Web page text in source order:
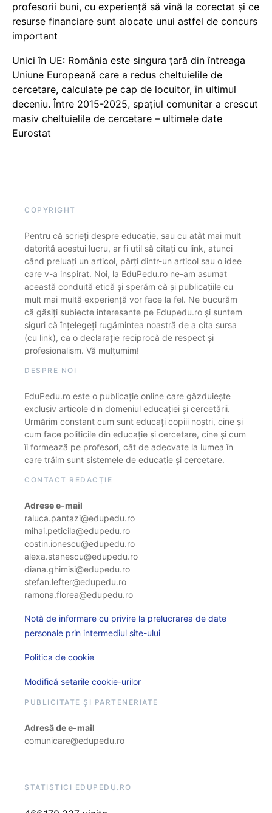
profesorii buni, cu experiență să vină la corectat și ce
resurse financiare sunt alocate unui astfel de concurs
important
Unici în UE: România este singura țară din întreaga
Uniune Europeană care a redus cheltuielile de
cercetare, calculate pe cap de locuitor, în ultimul
deceniu. Între 2015-2025, spațiul comunitar a crescut
masiv cheltuielile de cercetare – ultimele date
Eurostat
COPYRIGHT
Pentru că scrieți despre educație, sau cu atât mai mult
datorită acestui lucru, ar fi util să citați cu link, atunci
când preluați un articol, părți dintr-un articol sau o idee
care v-a inspirat. Noi, la EduPedu.ro ne-am asumat
această conduită etică și sperăm că și publicațiile cu
mult mai multă experiență vor face la fel. Ne bucurăm
că găsiți subiecte interesante pe Edupedu.ro și suntem
siguri că înțelegeți rugămintea noastră de a cita sursa
(cu link), ca o declarație reciprocă de respect și
profesionalism. Vă mulțumim!
DESPRE NOI
EduPedu.ro este o publicație online care găzduiește
exclusiv articole din domeniul educației și cercetării.
Urmărim constant cum sunt educați copiii noștri, cine și
cum face politicile din educație și cercetare, cine și cum
îi formează pe profesori, cât de adecvate la lumea în
care trăim sunt sistemele de educație și cercetare.
CONTACT REDACȚIE
Adrese e-mail
raluca.pantazi@edupedu.ro
mihai.peticila@edupedu.ro
costin.ionescu@edupedu.ro
alexa.stanescu@edupedu.ro
diana.ghimisi@edupedu.ro
stefan.lefter@edupedu.ro
ramona.florea@edupedu.ro
Notă de informare cu privire la prelucrarea de date
personale prin intermediul site-ului
Politica de cookie
Modifică setarile cookie-urilor
PUBLICITATE ȘI PARTENERIATE
Adresă de e-mail
comunicare@edupedu.ro
STATISTICI EDUPEDU.RO